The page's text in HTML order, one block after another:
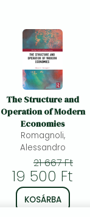
The Structure and
Operation of Modern
Economies
Romagnoli,
Alessandro
21 667 Ft
19 500 Ft
KOSÁRBA